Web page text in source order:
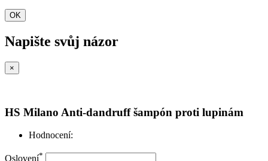
OK
Napište svůj názor
×
HS Milano Anti-dandruff šampón proti lupinám
Hodnocení:
Oslovení*